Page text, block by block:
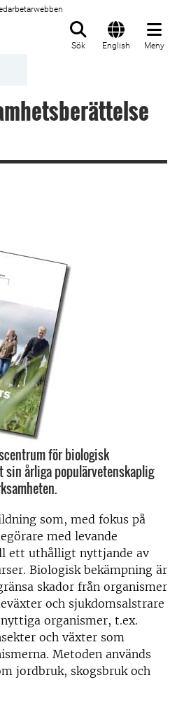
Sök English Meny
för biologisk
sin årliga populärvetenskaplig
som, med fokus på
med levande
ett uthålligt nyttjande av
Biologisk bekämpning är
skador från organismer
och sjukdomsalstrare
organismer, t.ex.
och växter som
Metoden används
jordbruk, skogsbruk och